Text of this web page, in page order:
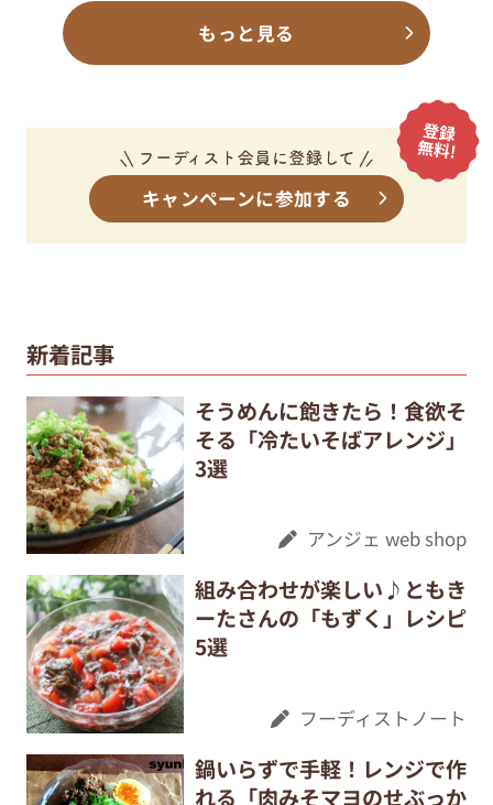
もっと見る
キャンペーンに参加する
新着記事
そうめんに飽きたら！食欲そ
そる「冷たいそばアレンジ」
3選
アンジェ web shop
組み合わせが楽しい♪ともき
ーたさんの「もずく」レシピ
5選
フーディストノート
鍋いらずで手軽！レンジで作
れる「肉みそマヨのせぶっか